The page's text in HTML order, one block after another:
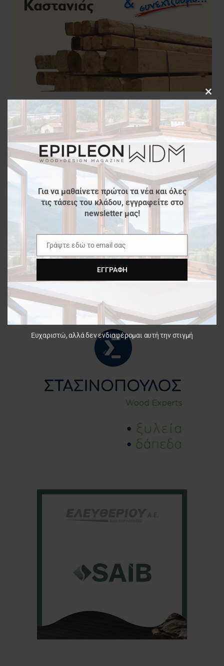
Για να μαθαίνετε πρώτοι τα νέα και όλες
τις τάσεις του κλάδου, εγγραφείτε στο
newsletter μας!
Email
Γράψτε εδώ το email σας
ΕΓΓΡΑΦΉ
Ευχαριστώ, αλλά δεν ενδιαφέρομαι αυτή την στιγμή